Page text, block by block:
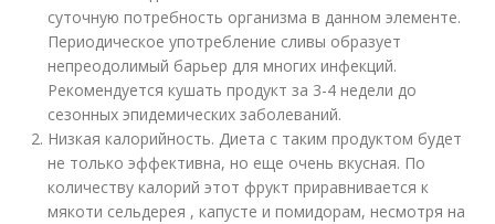
суточную потребность организма в данном элементе.
Периодическое употребление сливы образует
непреодолимый барьер для многих инфекций.
Рекомендуется кушать продукт за 3-4 недели до
сезонных эпидемических заболеваний.
Низкая калорийность. Диета с таким продуктом будет
не только эффективна, но еще очень вкусная. По
количеству калорий этот фрукт приравнивается к
мякоти сельдерея , капусте и помидорам, несмотря на